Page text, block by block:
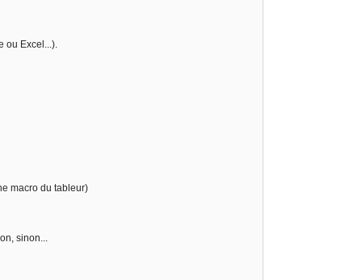
ou Excel...).
macro du tableur)
sinon...